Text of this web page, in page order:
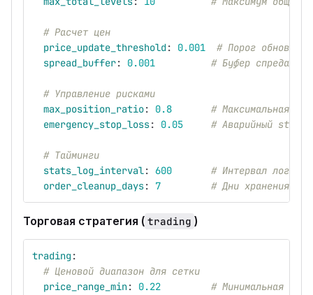
# Расчет цен
price_update_threshold: 0.001
# Порог
spread_buffer: 0.001 # Буфер спреда
# Управление рисками
max_position_ratio: 0.8
# Максимальная
emergency_stop_loss: 0.05 # Аварийный stop-
# Тайминги
stats_log_interval: 600
# Интервал
order_cleanup_days: 7 # Дни хранения
Торговая стратегия ( trading )
trading:
# Ценовой диапазон для сетки
price_range_min: 0.22
# Минимальная цена